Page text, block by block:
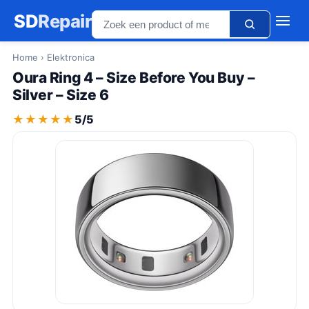
SDRepair
Home › Elektronica
Oura Ring 4 – Size Before You Buy –
Silver – Size 6
★★★★★
★★★★★ 5/5